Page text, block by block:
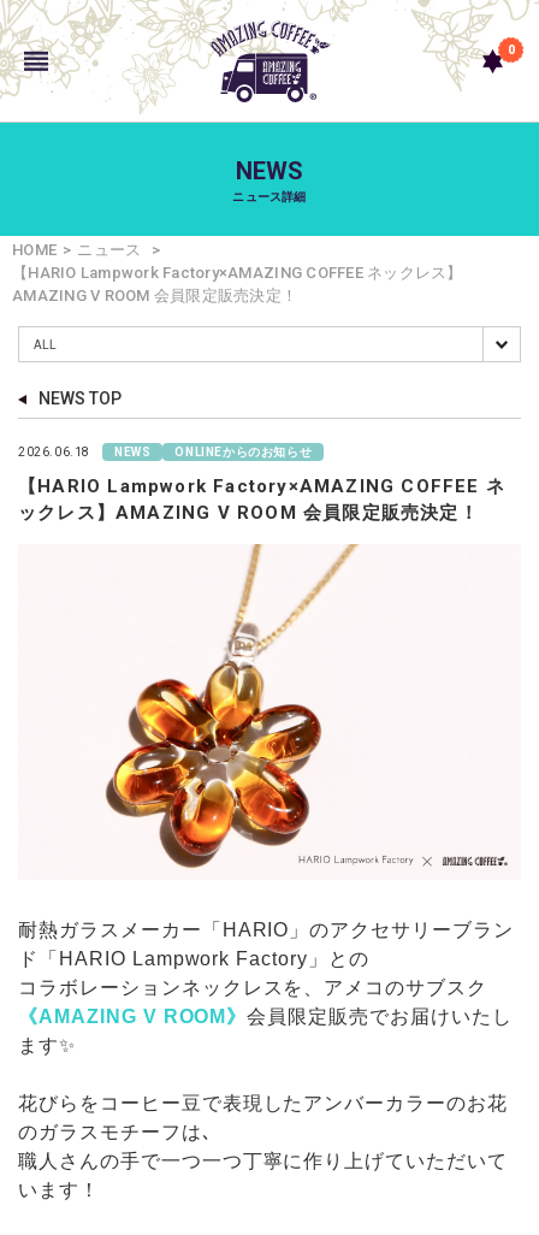
0
NEWS
ニュース詳細
HOME
ニュース
【HARIO Lampwork Factory×AMAZING COFFEE ネックレス】
AMAZING V ROOM 会員限定販売決定！
NEWS TOP
2026.06.18 NEWS ONLINEからのお知らせ
【HARIO Lampwork Factory×AMAZING COFFEE ネ
ックレス】AMAZING V ROOM 会員限定販売決定！
耐熱ガラスメーカー「HARIO」のアクセサリーブラン
ド「HARIO Lampwork Factory」との
コラボレーションネックレスを、アメコのサブスク
《AMAZING V ROOM》会員限定販売でお届けいたし
ます✨
花びらをコーヒー豆で表現したアンバーカラーのお花
のガラスモチーフは､
職人さんの手で一つ一つ丁寧に作り上げていただいて
います！